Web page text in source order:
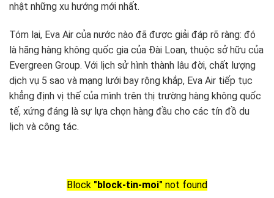
nhật những xu hướng mới nhất.
Tóm lại, Eva Air của nước nào đã được giải đáp rõ ràng: đó
là hãng hàng không quốc gia của Đài Loan, thuộc sở hữu của
Evergreen Group. Với lịch sử hình thành lâu đời, chất lượng
dịch vụ 5 sao và mạng lưới bay rộng khắp, Eva Air tiếp tục
khẳng định vị thế của mình trên thị trường hàng không quốc
tế, xứng đáng là sự lựa chọn hàng đầu cho các tín đồ du
lịch và công tác.
Block "block-tin-moi" not found